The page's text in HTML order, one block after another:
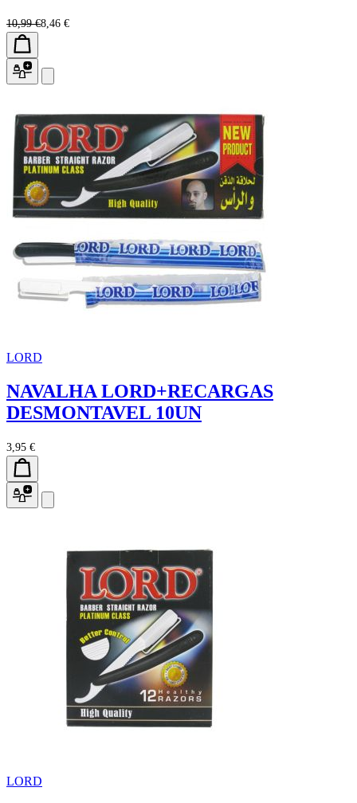
10,99 €8,46 €
LORD
NAVALHA LORD+RECARGAS
DESMONTAVEL 10UN
3,95 €
LORD